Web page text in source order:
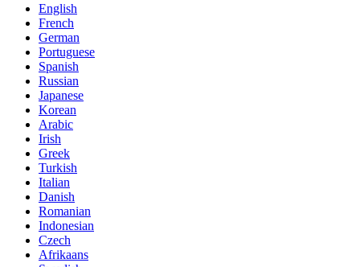
English
French
German
Portuguese
Spanish
Russian
Japanese
Korean
Arabic
Irish
Greek
Turkish
Italian
Danish
Romanian
Indonesian
Czech
Afrikaans